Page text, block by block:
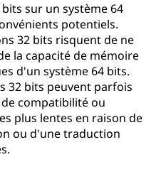
sur un système 64
potentiels.
32 bits risquent de ne
la capacité de mémoire
d'un système 64 bits.
32 bits peuvent parfois
compatibilité ou
plus lentes en raison de
ou d'une traduction